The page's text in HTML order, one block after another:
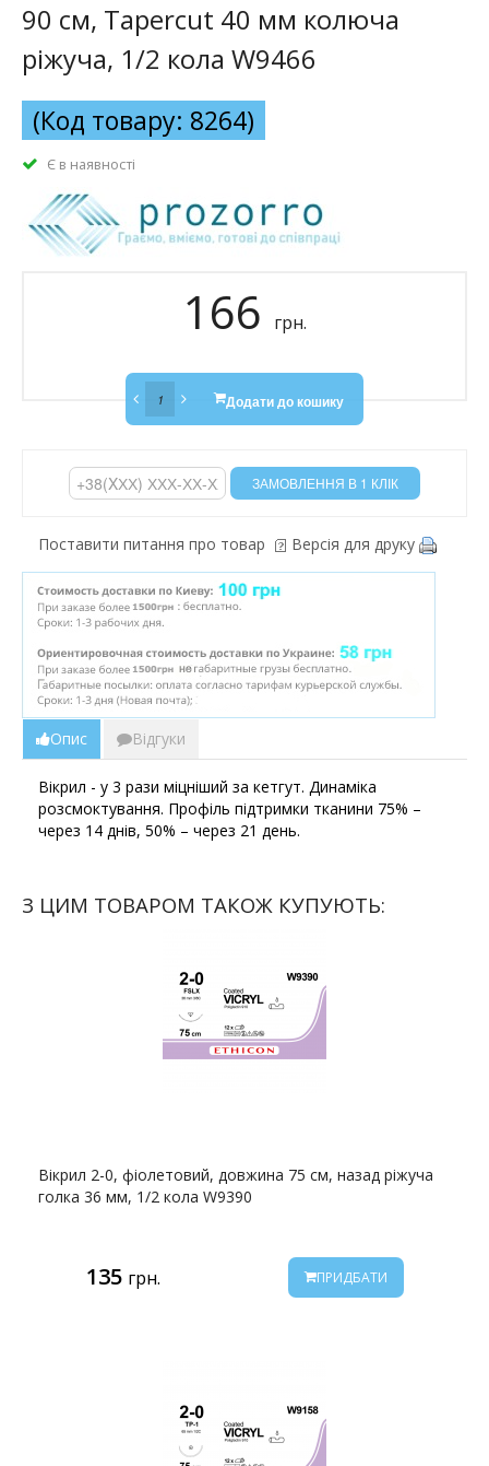
90 см, Tapercut 40 мм колюча
ріжуча, 1/2 кола W9466
(Код товару: 8264)
Є в наявності
166 грн.
Додати до кошику
Поставити питання про товар Версія для друку
Опис Відгуки
Вікрил - у 3 рази міцніший за кетгут. Динаміка
розсмоктування. Профіль підтримки тканини 75% –
через 14 днів, 50% – через 21 день.
З ЦИМ ТОВАРОМ ТАКОЖ КУПУЮТЬ:
Вікрил 2-0, фіолетовий, довжина 75 см, назад ріжуча
голка 36 мм, 1/2 кола W9390
135 грн. ПРИДБАТИ